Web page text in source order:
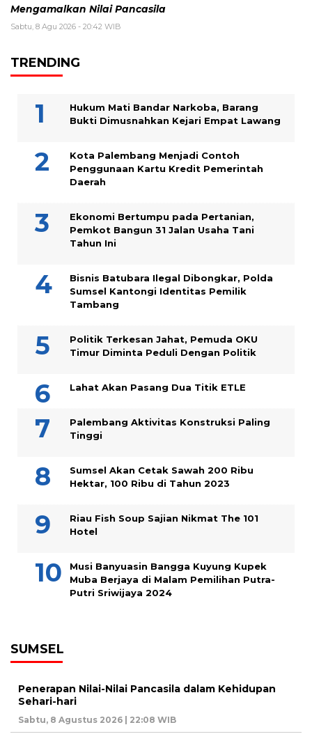
Mengamalkan Nilai Pancasila
Sabtu, 8 Agu 2026 - 20:42 WIB
TRENDING
Hukum Mati Bandar Narkoba, Barang
Bukti Dimusnahkan Kejari Empat Lawang
Kota Palembang Menjadi Contoh
Penggunaan Kartu Kredit Pemerintah
Daerah
Ekonomi Bertumpu pada Pertanian,
Pemkot Bangun 31 Jalan Usaha Tani
Tahun Ini
Bisnis Batubara Ilegal Dibongkar, Polda
Sumsel Kantongi Identitas Pemilik
Tambang
Politik Terkesan Jahat, Pemuda OKU
Timur Diminta Peduli Dengan Politik
Lahat Akan Pasang Dua Titik ETLE
Palembang Aktivitas Konstruksi Paling
Tinggi
Sumsel Akan Cetak Sawah 200 Ribu
Hektar, 100 Ribu di Tahun 2023
Riau Fish Soup Sajian Nikmat The 101
Hotel
Musi Banyuasin Bangga Kuyung Kupek
Muba Berjaya di Malam Pemilihan Putra-
Putri Sriwijaya 2024
SUMSEL
Penerapan Nilai-Nilai Pancasila dalam Kehidupan
Sehari-hari
Sabtu, 8 Agustus 2026 | 22:08 WIB